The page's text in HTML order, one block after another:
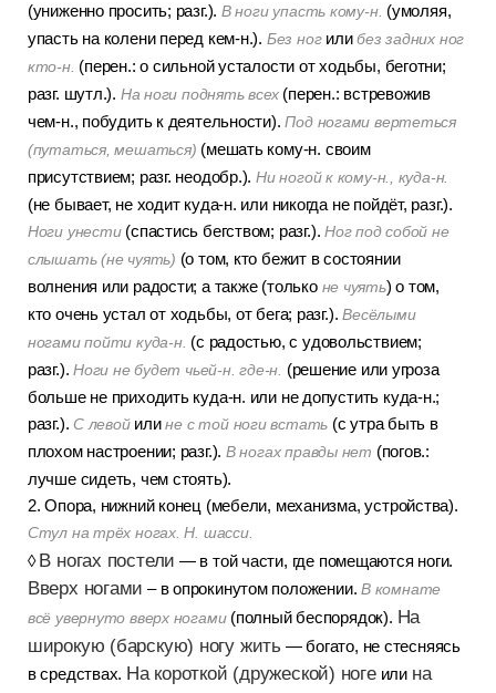
(униженно просить; разг.). В ноги упасть кому-н. (умоляя,
упасть на колени перед кем-н.). Без ногилибез задних ног
кто-н. (перен.: о сильной усталости от ходьбы, беготни;
разг. шутл.). На ноги поднять всех(перен.: встревожив
чем-н., побудить к деятельности).Под ногами вертеться
(путаться, мешаться) (мешать кому-н. своим
присутствием; разг. неодобр.).Ни ногой к кому-н., куда-н.
(не бывает, не ходит куда-н. или никогда не пойдёт, разг.).
Ноги унести(спастись бегством; разг.).Ног под собой не
слышать (не чуять) (о том, кто бежит в состоянии
волнения или радости; а также (только не чуять) о том,
кто очень устал от ходьбы, от бега; разг.).Весёлыми
ногами пойти куда-н. (с радостью, с удовольствием;
разг.).Ноги не будет чьей-н. где-н. (решение или угроза
больше не приходить куда-н. или не допустить куда-н.;
разг.). С левойилине с той ноги встать (с утра быть в
плохом настроении; разг.). В ногах правды нет (погов.:
лучше сидеть, чем стоять).
2. Опора, нижний конец (мебели, механизма, устройства).
Стул на трёх ногах. Н. шасси.
◊В ногах постели — в той части, где помещаются ноги.
Вверх ногами – в опрокинутом положении.В комнате
всё увернуто вверх ногами(полный беспорядок). На
широкую (барскую) ногу жить — богато, не стесняясь
в средствах. На короткой (дружеской) ногеили на